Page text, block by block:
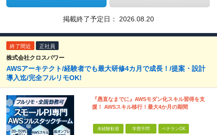
掲載終了予定日： 2026.08.20
終了間近 正社員
株式会社クロスパワー
AWSアーキテクト/経験者でも最大研修4カ月で成長！/提案・設計
導入迄/完全フルリモOK!
『愚直なまでに』AWSモダン化スキル習得を支
援！ AWSスキル移行！最大4か月の期間
未経験歓迎 学歴不問 ベテランOK